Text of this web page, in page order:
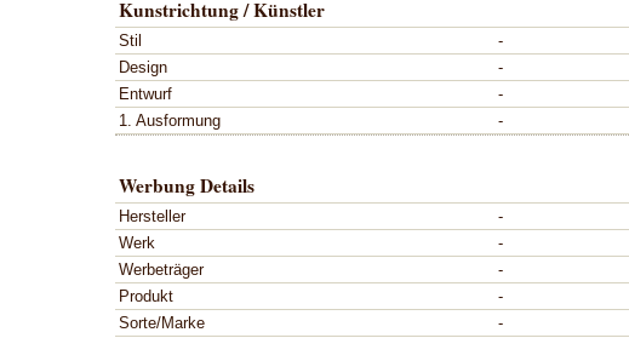
Kunstrichtung / Künstler
Stil
-
Design
-
Entwurf
-
1. Ausformung
-
Werbung Details
Hersteller
-
Werk
-
Werbeträger
-
Produkt
-
Sorte/Marke
-